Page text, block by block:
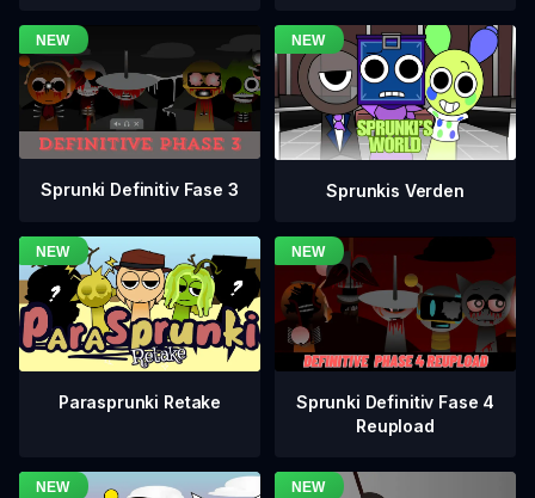
Sprunki Definitiv Fase 3 Sprunkis Verden
Parasprunki Retake
Sprunki Definitiv Fase 4
Reupload